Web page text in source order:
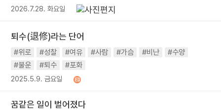
2026.7.28. 화요일
퇴수(退修)라는 단어
#위로 #성찰 #여유 #사람 #가슴 #비난
#수양
#불운
#퇴수 #포화
2025.5.9. 금요일
꿈같은 일이 벌어졌다